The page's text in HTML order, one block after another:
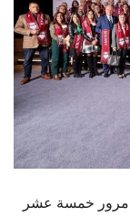
الخريجين
الموظفون
الزائـرون
مرور خمسة عشر